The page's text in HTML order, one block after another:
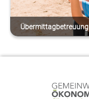
Übermittagbetreuung